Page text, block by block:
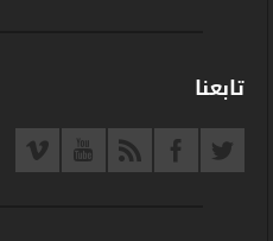
تابعنا